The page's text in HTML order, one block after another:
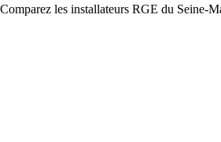
les installateurs RGE du Seine-